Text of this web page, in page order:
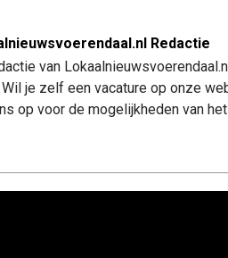
Redactie
van
je zelf een vacature op onze
op voor de mogelijkheden van